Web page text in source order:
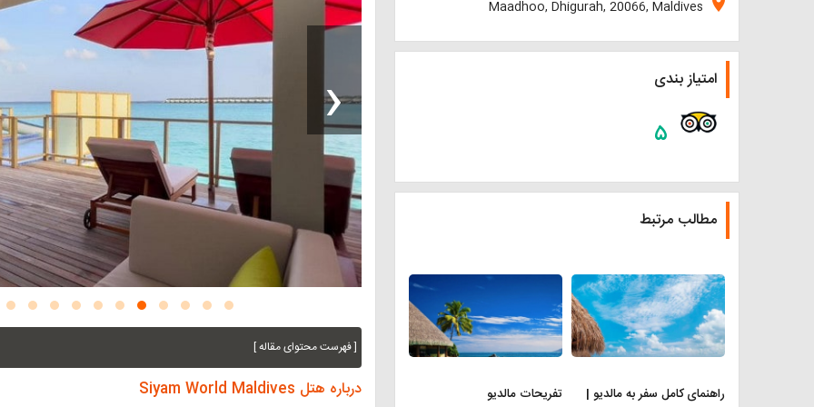
‹
[ فهرست محتوای مقاله ]
درباره هتل Siyam World Maldives
Maadhoo, Dhigurah, 20066, Maldives
امتیاز بندی
۵
مطالب مرتبط
راهنمای کامل سفر به مالدیو | تفریحات مالدیو